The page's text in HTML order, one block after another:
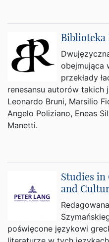
Biblioteka
obejmująca
przekłady
renesansu autorów takich
Leonardo Bruni, Marsilio
Angelo Poliziano, Eneas
Manetti.
Studies
and
poświęcone językowi